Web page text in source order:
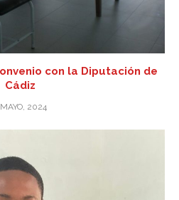
con la Diputación de
Cádiz
2024